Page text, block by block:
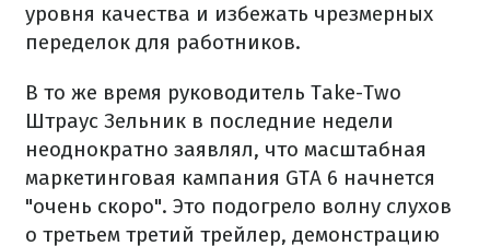
уровня качества и избежать чрезмерных
переделок для работников.
В то же время руководитель Take-Two
Штраус Зельник в последние недели
неоднократно заявлял, что масштабная
маркетинговая кампания GTA 6 начнется
"очень скоро". Это подогрело волну слухов
о третьем третий трейлер, демонстрацию